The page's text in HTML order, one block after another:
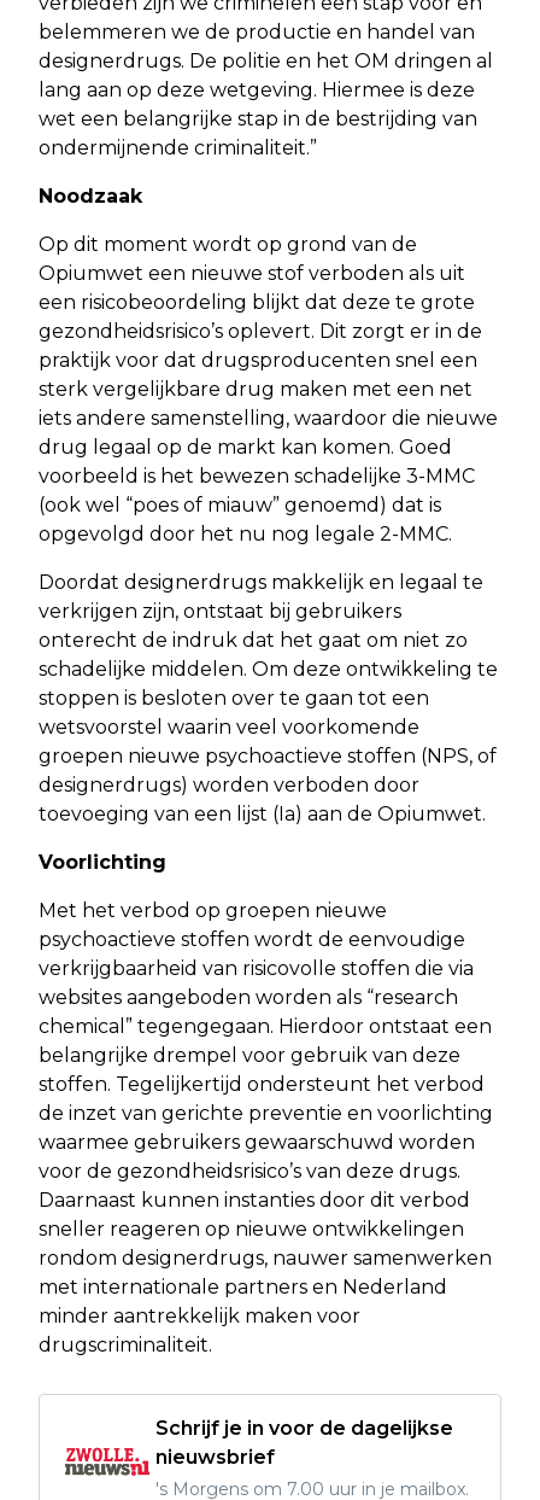
belemmeren we de productie en handel van
designerdrugs. De politie en het OM dringen al
lang aan op deze wetgeving. Hiermee is deze
wet een belangrijke stap in de bestrijding van
ondermijnende criminaliteit.”
Noodzaak
Op dit moment wordt op grond van de
Opiumwet een nieuwe stof verboden als uit
een risicobeoordeling blijkt dat deze te grote
gezondheidsrisico’s oplevert. Dit zorgt er in de
praktijk voor dat drugsproducenten snel een
sterk vergelijkbare drug maken met een net
iets andere samenstelling, waardoor die nieuwe
drug legaal op de markt kan komen. Goed
voorbeeld is het bewezen schadelijke 3-MMC
(ook wel “poes of miauw” genoemd) dat is
opgevolgd door het nu nog legale 2-MMC.
Doordat designerdrugs makkelijk en legaal te
verkrijgen zijn, ontstaat bij gebruikers
onterecht de indruk dat het gaat om niet zo
schadelijke middelen. Om deze ontwikkeling te
stoppen is besloten over te gaan tot een
wetsvoorstel waarin veel voorkomende
groepen nieuwe psychoactieve stoffen (NPS, of
designerdrugs) worden verboden door
toevoeging van een lijst (Ia) aan de Opiumwet.
Voorlichting
Met het verbod op groepen nieuwe
psychoactieve stoffen wordt de eenvoudige
verkrijgbaarheid van risicovolle stoffen die via
websites aangeboden worden als “research
chemical” tegengegaan. Hierdoor ontstaat een
belangrijke drempel voor gebruik van deze
stoffen. Tegelijkertijd ondersteunt het verbod
de inzet van gerichte preventie en voorlichting
waarmee gebruikers gewaarschuwd worden
voor de gezondheidsrisico’s van deze drugs.
Daarnaast kunnen instanties door dit verbod
sneller reageren op nieuwe ontwikkelingen
rondom designerdrugs, nauwer samenwerken
met internationale partners en Nederland
minder aantrekkelijk maken voor
drugscriminaliteit.
Schrijf je in voor de dagelijkse
nieuwsbrief
's Morgens om 7.00 uur in je mailbox.